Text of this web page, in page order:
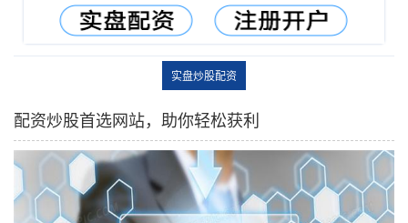
实盘炒股配资
配资炒股首选网站，助你轻松获利